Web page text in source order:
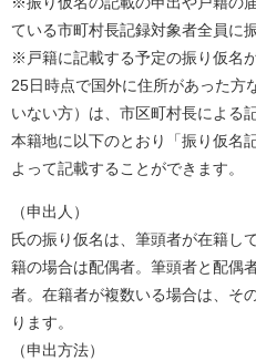
ている市町村長記録対象者全員に
※戸籍に記載する予定の振り仮名
25日時点で国外に住所があった方
いない方）は、市区町村長による
本籍地に以下のとおり「振り仮名
よって記載することができます。
（申出人）
氏の振り仮名は、筆頭者が在籍し
籍の場合は配偶者。筆頭者と配偶
者。在籍者が複数いる場合は、そ
ります。
（申出方法）